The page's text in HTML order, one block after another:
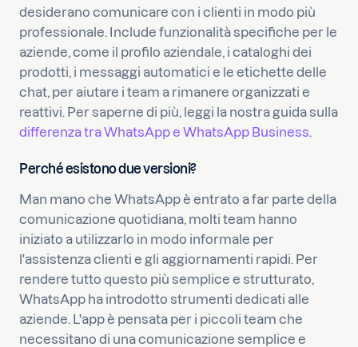
desiderano comunicare con i clienti in modo più
professionale. Include funzionalità specifiche per le
aziende, come il profilo aziendale, i cataloghi dei
prodotti, i messaggi automatici e le etichette delle
chat, per aiutare i team a rimanere organizzati e
reattivi. Per saperne di più, leggi la nostra guida sulla
differenza tra WhatsApp e WhatsApp Business.
Perché esistono due versioni?
Man mano che WhatsApp è entrato a far parte della
comunicazione quotidiana, molti team hanno
iniziato a utilizzarlo in modo informale per
l'assistenza clienti e gli aggiornamenti rapidi. Per
rendere tutto questo più semplice e strutturato,
WhatsApp ha introdotto strumenti dedicati alle
aziende. L'app è pensata per i piccoli team che
necessitano di una comunicazione semplice e